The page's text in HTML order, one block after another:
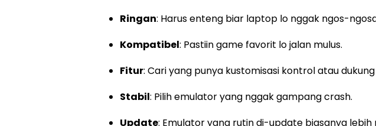
Ringan: Harus enteng biar laptop lo nggak ngos-
Kompatibel: Pastiin game favorit lo jalan mulus.
Fitur: Cari yang punya kustomisasi kontrol atau
Stabil: Pilih emulator yang nggak gampang crash.
Update: Emulator yang rutin di-update biasanya lebih